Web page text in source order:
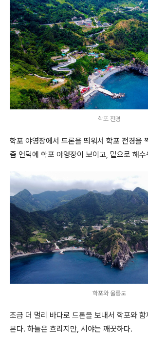
학포 전경
학포 야영장에서 드론을 띄워서 학포 전경을
즘 언덕에 학포 야영장이 보이고, 밑으로 해
학포와 울릉도
조금 더 멀리 바다로 드론을 보내서 학포와
본다. 하늘은 흐리지만, 시야는 깨끗하다.